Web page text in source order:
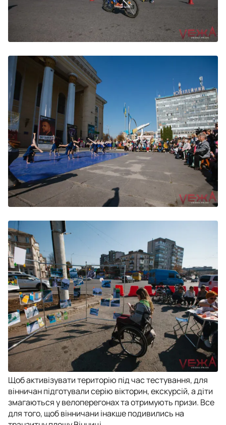
Щоб активізувати територію під час тестування, для
вінничан підготували серію вікторин, екскурсій, а діти
змагаються у велоперегонах та отримують призи. Все
для того, щоб вінничани інакше подивились на